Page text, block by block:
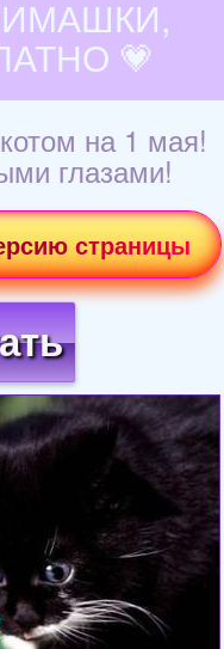
💗
на 1 мая!
глазами!
страницы